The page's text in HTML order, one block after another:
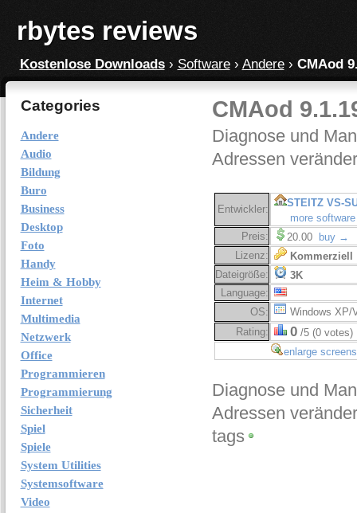
rbytes reviews
Kostenlose Downloads› Software› Andere› CMAod
Categories
Andere
Audio
Bildung
Buro
Business
Desktop
Foto
Handy
Heim & Hobby
Internet
Multimedia
Netzwerk
Office
Programmieren
Programmierung
Sicherheit
Spiel
Spiele
System Utilities
Systemsoftware
Video
CMAod
Diagnose und
Adressen
Entwickler:
STEITZ VS-
more
Preis:
20.00
buy →
Lizenz:
Kommerziell
Dateigröße:
3K
Language:
OS:
Windows XP/
Rating:
0/5 (0 votes)
enlarge
Diagnose und
Adressen
tags